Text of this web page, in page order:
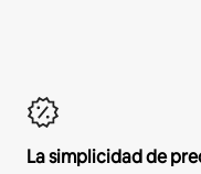
La simplicidad de